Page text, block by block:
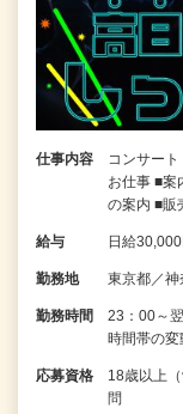
仕事内容
コンサー
お仕事 ■案
の案内 ■
給与 日給
勤務地 東京都／神
勤務時間
23：00～
時間帯の
応募資格
18歳以上
問